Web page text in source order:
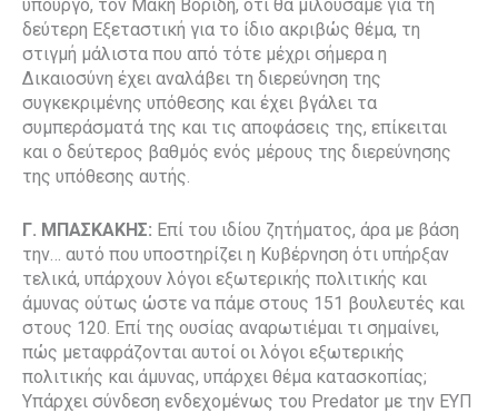
υπουργό, τον Μάκη Βορίδη, ότι θα μιλούσαμε για τη
δεύτερη Εξεταστική για το ίδιο ακριβώς θέμα, τη
στιγμή μάλιστα που από τότε μέχρι σήμερα η
Δικαιοσύνη έχει αναλάβει τη διερεύνηση της
συγκεκριμένης υπόθεσης και έχει βγάλει τα
συμπεράσματά της και τις αποφάσεις της, επίκειται
και ο δεύτερος βαθμός ενός μέρους της διερεύνησης
της υπόθεσης αυτής.
Γ. ΜΠΑΣΚΑΚΗΣ: Επί του ιδίου ζητήματος, άρα με βάση
την… αυτό που υποστηρίζει η Κυβέρνηση ότι υπήρξαν
τελικά, υπάρχουν λόγοι εξωτερικής πολιτικής και
άμυνας ούτως ώστε να πάμε στους 151 βουλευτές και
στους 120. Επί της ουσίας αναρωτιέμαι τι σημαίνει,
πώς μεταφράζονται αυτοί οι λόγοι εξωτερικής
πολιτικής και άμυνας, υπάρχει θέμα κατασκοπίας;
Υπάρχει σύνδεση ενδεχομένως του Predator με την ΕΥΠ